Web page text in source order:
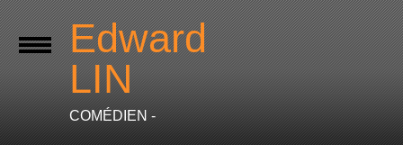
Edward
LIN
COMÉDIEN -